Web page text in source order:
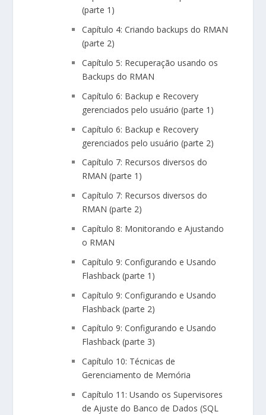
(parte 1)
Capítulo 4: Criando backups do RMAN
(parte 2)
Capítulo 5: Recuperação usando os
Backups do RMAN
Capítulo 6: Backup e Recovery
gerenciados pelo usuário (parte 1)
Capítulo 6: Backup e Recovery
gerenciados pelo usuário (parte 2)
Capítulo 7: Recursos diversos do
RMAN (parte 1)
Capítulo 7: Recursos diversos do
RMAN (parte 2)
Capítulo 8: Monitorando e Ajustando
o RMAN
Capítulo 9: Configurando e Usando
Flashback (parte 1)
Capítulo 9: Configurando e Usando
Flashback (parte 2)
Capítulo 9: Configurando e Usando
Flashback (parte 3)
Capítulo 10: Técnicas de
Gerenciamento de Memória
Capítulo 11: Usando os Supervisores
de Ajuste do Banco de Dados (SQL